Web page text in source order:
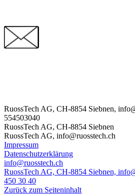
RuossTech AG, CH-8854 Siebnen,
554503040
RuossTech AG, CH-8854 Siebnen
RuossTech AG, info@ruosstech.ch
Impressum
Datenschutzerklärung
info@ruosstech.ch
RuossTech AG, CH-8854 Siebnen,
450 30 40
Zurück zum Seiteninhalt